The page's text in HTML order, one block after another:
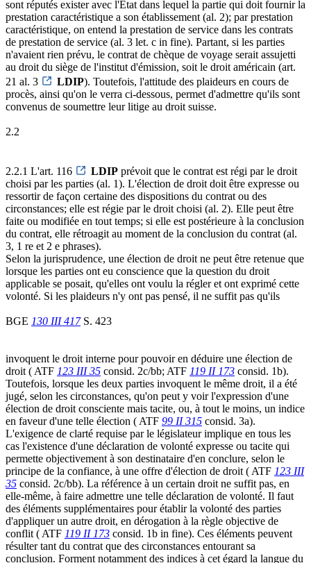
sont réputés exister avec l'Etat dans lequel la partie qui doit fournir la
prestation caractéristique a son établissement (al. 2); par prestation
caractéristique, on entend la prestation de service dans les contrats
de prestation de service (al. 3 let. c in fine). Partant, si les parties
n'avaient rien prévu, le contrat de chèque de voyage serait assujetti
au droit du siège de l'institut d'émission, soit le droit américain (art.
21 al. 3
LDIP). Toutefois, l'attitude des plaideurs en cours de
procès, ainsi qu'on le verra ci-dessous, permet d'admettre qu'ils sont
convenus de soumettre leur litige au droit suisse.
2.2
2.2.1 L'art. 116 LDIP prévoit que le contrat est régi par le droit
choisi par les parties (al. 1). L'élection de droit doit être expresse ou
ressortir de façon certaine des dispositions du contrat ou des
circonstances; elle est régie par le droit choisi (al. 2). Elle peut être
faite ou modifiée en tout temps; si elle est postérieure à la conclusion
du contrat, elle rétroagit au moment de la conclusion du contrat (al.
3, 1 re et 2 e phrases).
Selon la jurisprudence, une élection de droit ne peut être retenue que
lorsque les parties ont eu conscience que la question du droit
applicable se posait, qu'elles ont voulu la régler et ont exprimé cette
volonté. Si les plaideurs n'y ont pas pensé, il ne suffit pas qu'ils
BGE 130 III 417S. 423
invoquent le droit interne pour pouvoir en déduire une élection de
droit ( ATF 123 III 35 consid. 2c/bb; ATF 119 II 173 consid. 1b).
Toutefois, lorsque les deux parties invoquent le même droit, il a été
jugé, selon les circonstances, qu'on peut y voir l'expression d'une
élection de droit consciente mais tacite, ou, à tout le moins, un indice
en faveur d'une telle élection ( ATF 99 II 315 consid. 3a).
L'exigence de clarté requise par le législateur implique en tous les
cas l'existence d'une déclaration de volonté expresse ou tacite qui
permette objectivement à son destinataire d'en conclure, selon le
principe de la confiance, à une offre d'élection de droit ( ATF 123 III
35 consid. 2c/bb). La référence à un certain droit ne suffit pas, en
elle-même, à faire admettre une telle déclaration de volonté. Il faut
des éléments supplémentaires pour établir la volonté des parties
d'appliquer un autre droit, en dérogation à la règle objective de
conflit ( ATF 119 II 173 consid. 1b in fine). Ces éléments peuvent
résulter tant du contrat que des circonstances entourant sa
conclusion. Forment notamment des indices à cet égard la langue du